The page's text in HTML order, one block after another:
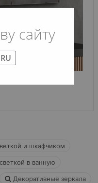
сайту
RU
и шкафчиком
в ванную
Декоративные зеркала